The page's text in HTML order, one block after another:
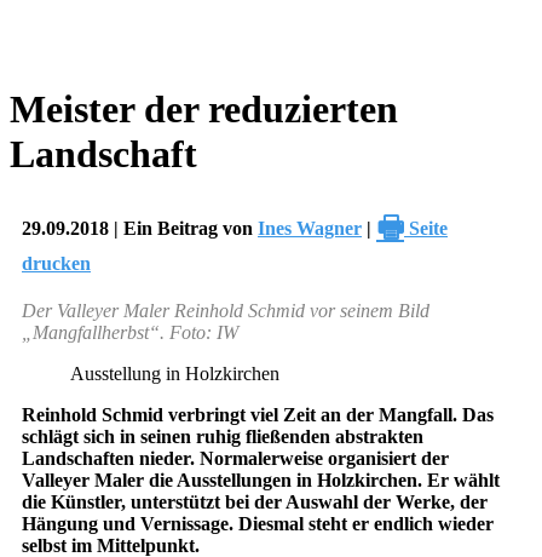
Meister der reduzierten
Landschaft
29.09.2018 | Ein Beitrag von Ines Wagner | 🖶 Seite
drucken
Der Valleyer Maler Reinhold Schmid vor seinem Bild
„Mangfallherbst“. Foto: IW
Ausstellung in Holzkirchen
Reinhold Schmid verbringt viel Zeit an der Mangfall. Das
schlägt sich in seinen ruhig fließenden abstrakten
Landschaften nieder. Normalerweise organisiert der
Valleyer Maler die Ausstellungen in Holzkirchen. Er wählt
die Künstler, unterstützt bei der Auswahl der Werke, der
Hängung und Vernissage. Diesmal steht er endlich wieder
selbst im Mittelpunkt.